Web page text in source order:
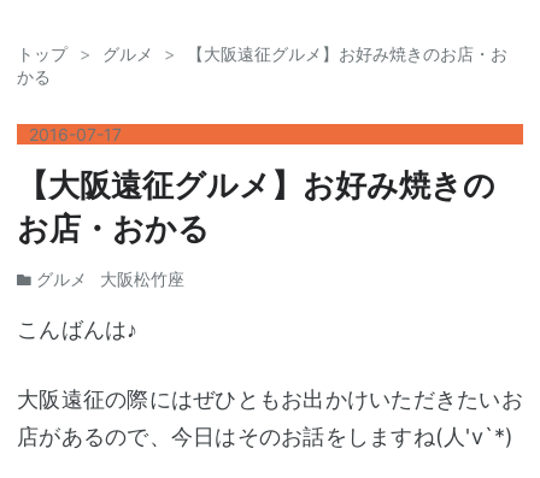
トップ > グルメ >
【大阪遠征グルメ】お好み焼きのお店・お
かる
2016-07-17
【大阪遠征グルメ】お好み焼きの
お店・おかる
グルメ 大阪松竹座
こんばんは♪
大阪遠征の際にはぜひともお出かけいただきたいお
店があるので、今日はそのお話をしますね(人'v`*)